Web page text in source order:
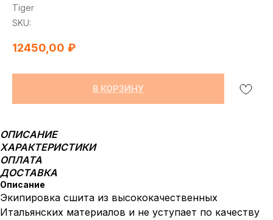
Tiger
SKU:
12450,00 ₽
В КОРЗИНУ
ОПИСАНИЕ
ХАРАКТЕРИСТИКИ
ОПЛАТА
ДОСТАВКА
Описание
Экипировка сшита из высококачественных
Итальянских материалов и не уступает по качеству